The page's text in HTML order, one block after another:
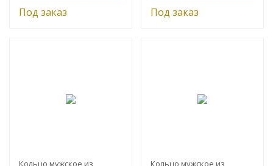
Под заказ Под заказ
Кольцо мужское из
Кольцо мужское из